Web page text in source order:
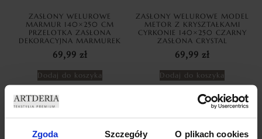
Zgoda Szczegóły O plikach cookies
ZASŁONY WELUROWE
MARMUR 140×250 CM
PRZELOTKA ZASŁONA
DEKORACYJNA MARMUREK
69,99 zł
Dodaj do koszyka
ZASŁONY WELUROWE MODEL
METOR Z KRYSZTAŁKAMI
CYRKONIE 140×250 CZARNY
ZASŁONA CRYSTAL
69,99 zł
Dodaj do koszyka